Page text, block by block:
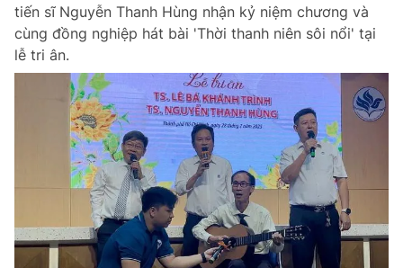
Đọc Thanh Niên trên điện thoại
Theo dõi báo trên
0906 645 777
Liên hệ quảng cáo
0908 780 404
Đặt báo Quảng cáo RSS Tòa soạn Chính sách bảo
tiến sĩ Nguyễn Thanh Hùng nhận kỷ niệm chương và
cùng đồng nghiệp hát bài 'Thời thanh niên sôi nổi' tại
lễ tri ân.